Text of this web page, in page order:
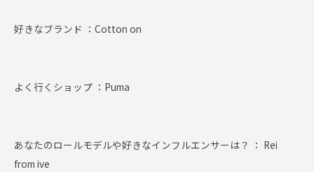
好きなブランド ： Cotton on
よく行くショップ ： Puma
あなたのロールモデルや好きなインフルエンサーは？ ： Rei
from ive